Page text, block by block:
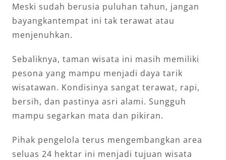
Meski sudah berusia puluhan tahun, jangan
bayangkantempat ini tak terawat atau
menjenuhkan.
Sebaliknya, taman wisata ini masih memiliki
pesona yang mampu menjadi daya tarik
wisatawan. Kondisinya sangat terawat, rapi,
bersih, dan pastinya asri alami. Sungguh
mampu segarkan mata dan pikiran.
Pihak pengelola terus mengembangkan area
seluas 24 hektar ini menjadi tujuan wisata